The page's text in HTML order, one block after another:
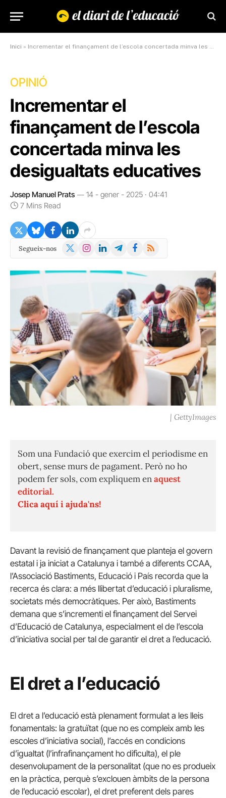
Inici » Incrementar el finançament de l’escola concertada minva les desigualtats educatives
OPINIÓ
Incrementar el
finançament de l’escola
concertada minva les
desigualtats educatives
Josep Manuel Prats
14 - gener - 2025 · 04:41
7 Mins Read
Segueix-nos
X
Instagram
LinkedInTelegramFacebook
RSS
| GettyImages
Som una Fundació que exercim el periodisme en
obert, sense murs de pagament. Però no ho
podem fer sols, com expliquem enaquest
editorial.
Clica aquí i ajuda'ns!
Davant la revisió de finançament que planteja el govern
estatal i ja iniciat a Catalunya i també a diferents CCAA,
l’Associació Bastiments, Educació i País recorda que la
recerca és clara: a més llibertat d’educació i pluralisme,
societats més democràtiques. Per això, Bastiments
demana que s’incrementi el finançament del Servei
d’Educació de Catalunya, especialment el de l’escola
d’iniciativa social per tal de garantir el dret a l’educació.
El dret a l’educació
El dret a l’educació està plenament formulat a les lleis
fonamentals: la gratuïtat (que no es compleix amb les
escoles d’iniciativa social), l’accés en condicions
d’igualtat (l’infrafinançament ho dificulta), el ple
desenvolupament de la personalitat (que no es produeix
en la pràctica, perquè s’exclouen àmbits de la persona
de l’educació escolar), el dret preferent dels pares